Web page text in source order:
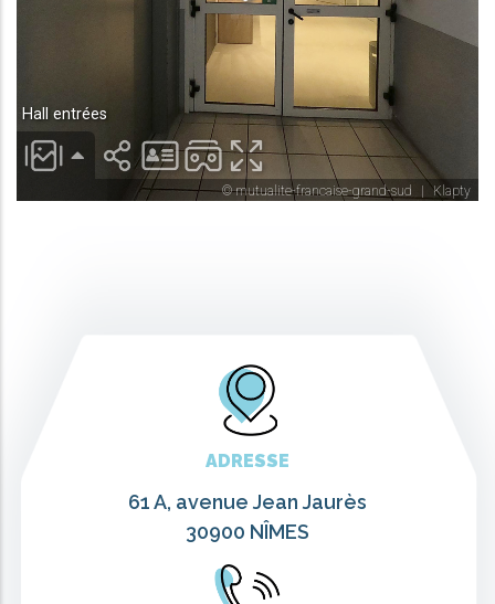
ADRESSE
61 A, avenue Jean Jaurès
30900 NÎMES